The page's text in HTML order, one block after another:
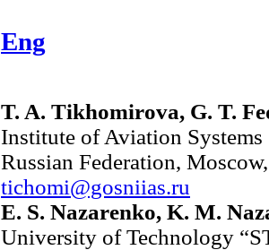
Eng
T. A. Tikhomirova, G. T.
Institute of Aviation
Russian Federation,
tichomi@gosniias.ru
E. S. Nazarenko, K. M.
University of Technology